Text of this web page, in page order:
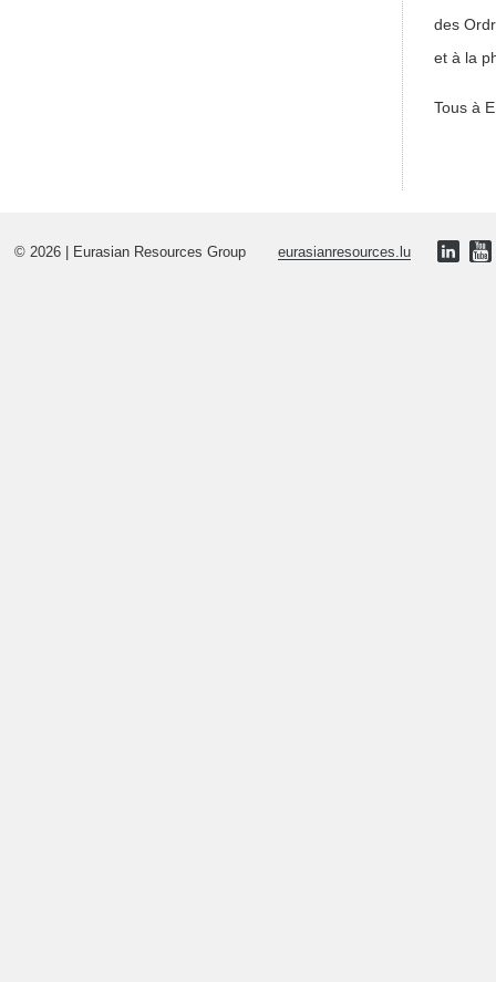
des
et à la
Tous à
© 2026 | Eurasian Resources Group eurasianresources.lu